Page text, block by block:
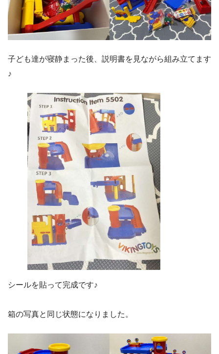
子ども達が寝静まった後、説明書を見ながら組み立てます
♪
シールを貼って完成です♪
箱の写真と同じ状態になりました。